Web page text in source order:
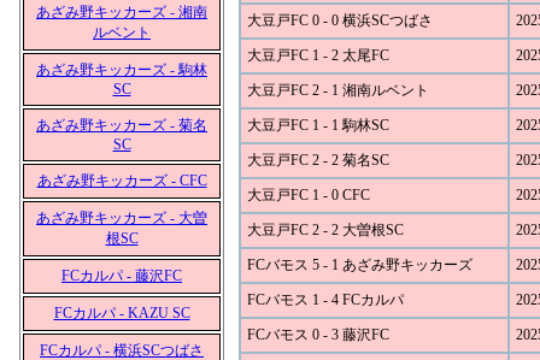
あざみ野キッカーズ - 湘南
ルベント
あざみ野キッカーズ - 駒林
SC
あざみ野キッカーズ - 菊名
SC
あざみ野キッカーズ - CFC
あざみ野キッカーズ - 大曽
根SC
FCカルパ - 藤沢FC
FCカルパ - KAZU SC
FCカルパ - 横浜SCつばさ
大豆戸FC 0 - 0 横浜SCつばさ
大豆戸FC 1 - 2 太尾FC
大豆戸FC 2 - 1 湘南ルベント
大豆戸FC 1 - 1 駒林SC
大豆戸FC 2 - 2 菊名SC
大豆戸FC 1 - 0 CFC
大豆戸FC 2 - 2 大曽根SC
FCバモス 5 - 1 あざみ野キッカーズ
FCバモス 1 - 4 FCカルパ
FCバモス 0 - 3 藤沢FC